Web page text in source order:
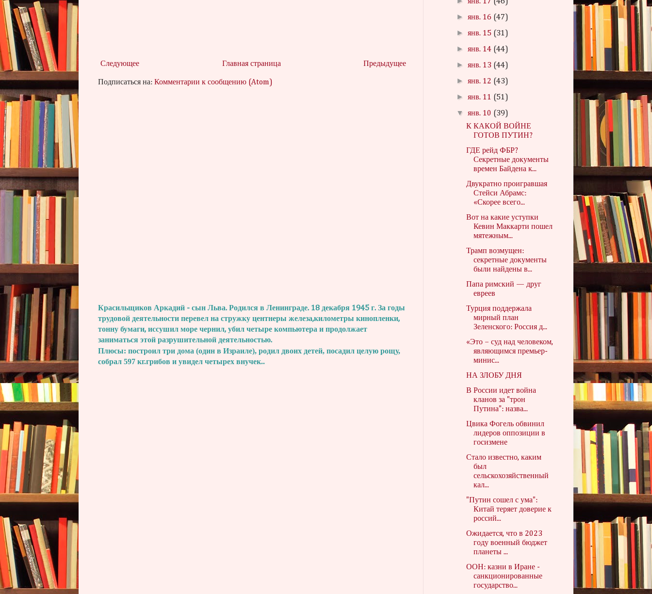
Следующее Предыдущее
Главная страница
Подписаться на: Комментарии к сообщению (Atom)
Красильщиков Аркадий - сын Льва. Родился в Ленинграде. 18 декабря 1945 г. За годы
трудовой деятельности перевел на стружку центнеры железа,километры кинопленки,
тонну бумаги, иссушил море чернил, убил четыре компьютера и продолжает
заниматься этой разрушительной деятельностью.
Плюсы: построил три дома (один в Израиле), родил двоих детей, посадил целую рощу,
собрал 597 кг.грибов и увидел четырех внучек..
►янв. 16 (47)
►янв. 15 (31)
►янв. 14 (44)
►янв. 13 (44)
►янв. 12 (43)
►янв. 11 (51)
▼янв. 10 (39)
К КАКОЙ ВОЙНЕ
ГОТОВ ПУТИН?
ГДЕ рейд ФБР?
Секретные документы
времен Байдена к...
Двукратно проигравшая
Стейси Абрамс:
«Скорее всего...
Вот на какие уступки
Кевин Маккарти пошел
мятежным...
Трамп возмущен:
секретные документы
были найдены в...
Папа римский — друг
евреев
Турция поддержала
мирный план
Зеленского: Россия д...
«Это – суд над человеком,
являющимся премьер-
минис...
НА ЗЛОБУ ДНЯ
В России идет война
кланов за "трон
Путина": назва...
Цвика Фогель обвинил
лидеров оппозиции в
госизмене
Стало известно, каким
был
сельскохозяйственный
кал...
"Путин сошел с ума":
Китай теряет доверие к
россий...
Ожидается, что в 2023
году военный бюджет
планеты ...
ООН: казни в Иране -
санкционированные
государство...